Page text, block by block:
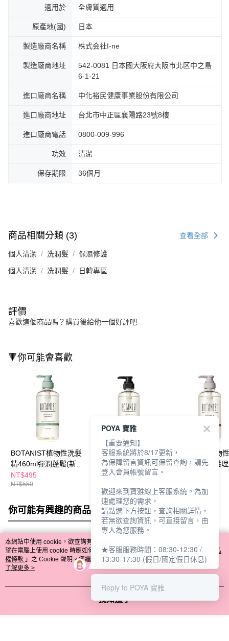
適用於 全膚質適用
原產地(國) 日本
製造廠商名稱 株式会社I-ne
製造廠商地址
542-0081 日本國大阪府大阪市北区中之島
6-1-21
進口廠商名稱 中化裕民健康事業股份有限公司
進口廠商地址 台北市中正區襄陽路23號8樓
進口廠商電話 0800-009-996
功效 清潔
保存期限 36個月
商品相關分類 (3) 查看全部
個人清潔 洗潤髮 保濕修護
個人清潔 洗潤髮 日韓專區
評價
喜歡這個商品嗎？購買後給他一個好評吧
🔻你可能會喜歡
BOTANIST植物性洗髮
精460ml彈潤蓬鬆(新舊
包裝隨機出貨)
NT$495
NT$550
BOTANIST植物性洗髮
精460ml滋潤型(新舊包
裝隨機出貨)
NT$530
BOTANIST植物
精460ml受損護
你可能有興趣的商品 全站排行
熱門標籤
本網站中使用 cookie，欲查詢有關本網站使用 cookie 方式之詳情，及若您不希
望在電腦上使用 cookie 時應如何變更電腦的 cookie 設定，請參閱本網站「
隱私
權條款 」之 Cookie 聲明。您繼續使用本網站即表示您同意本公司得按本網站使
用條款之 Cookie 聲明使用 cookie。
了解更多 >
我知道了
POYA 寶雅
【重要通知】
客服系統將於8/17更新，
為保障留言資訊可保留查詢，請先
登入會員帳號留言。
歡迎來到寶雅線上客服系統。為加
速處理您的需求，
請點選下方按鈕，查詢相關詳情，
若無欲查詢資訊，可直接留言，由
專人為您服務。
★客服服務時間：08:30-12:30 /
13:30-17:30 (假日/國定假日休息)
Reply to POYA 寶雅